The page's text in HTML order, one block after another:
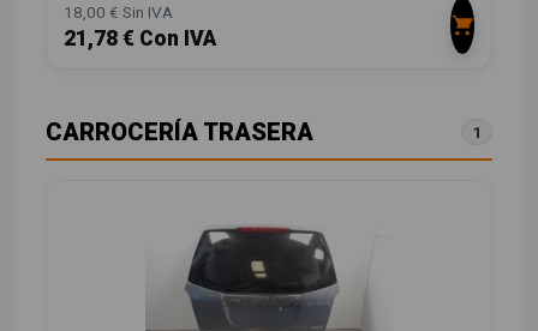
18,00 € Sin IVA
21,78 € Con IVA
CARROCERÍA TRASERA 1